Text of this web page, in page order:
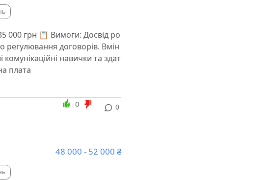
000 грн 📋 Вимоги: Досвід ро
регулювання договорів. Вмін
навички та здат
плата
0
0
48 000 - 52 000 ₴